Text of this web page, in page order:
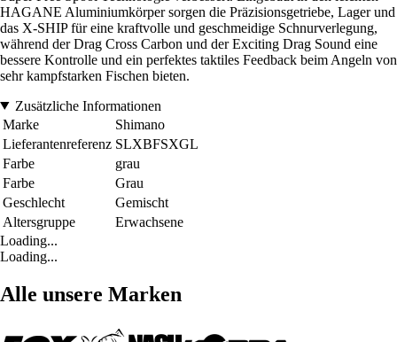
HAGANE Aluminiumkörper sorgen die Präzisionsgetriebe, Lager und
das X-SHIP für eine kraftvolle und geschmeidige Schnurverlegung,
während der Drag Cross Carbon und der Exciting Drag Sound eine
bessere Kontrolle und ein perfektes taktiles Feedback beim Angeln von
sehr kampfstarken Fischen bieten.
Zusätzliche Informationen
Marke
Shimano
Lieferantenreferenz SLXBFSXGL
Farbe
grau
Farbe
Grau
Geschlecht
Gemischt
Altersgruppe
Erwachsene
Loading...
Loading...
Alle unsere Marken